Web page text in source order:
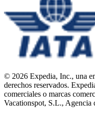
© 2026 Expedia, Inc., una
derechos reservados.
comerciales o marcas
Vacationspot, S.L.,